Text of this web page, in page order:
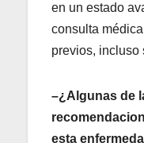
en un estado
consulta
previos, incluso
–¿Algunas de
esta